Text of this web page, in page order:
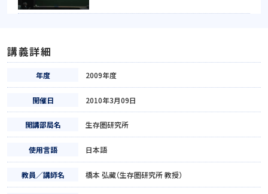
講義詳細
年度 2009年度
開催日 2010年3月09日
開講部局名 生存圏研究所
使用言語 日本語
教員／講師名 橋本 弘藏（生存圏研究所 教授）